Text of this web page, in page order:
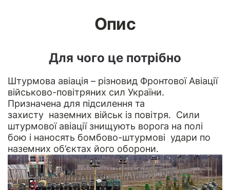
Опис
Для чого це потрібно
Штурмова авіація – різновид Фронтової Авіації
військово-повітряних сил України.
Призначена для підсилення та
захисту наземних військ із повітря. Сили
штурмової авіації знищують ворога на полі
бою і наносять бомбово-штурмові удари по
наземних об’єктах його оборони.